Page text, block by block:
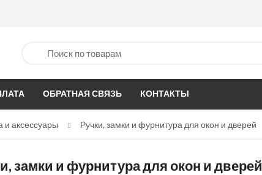
ОБРАТНАЯ СВЯЗЬ КОНТАКТЫ
и аксессуары Ручки, замки и фурнитура для окон и дверей
замки и фурнитура для окон и дверей